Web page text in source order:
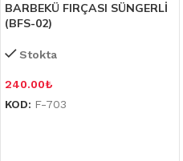
BARBEKÜ FIRÇASI SÜNGERLİ
(BFS-02)
Stokta
240.00₺
KOD: F-703